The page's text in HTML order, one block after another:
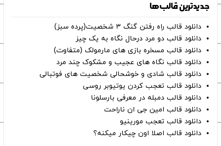
جدیدترین قالب‌ها
دانلود قالب راه رفتن گنگ ۳ شخصیت(پرده سبز)
دانلود قالب دو مرد درحال نگاه به یک چیز
دانلود قالب مسخره بازی های مارمولک (متفاوت)
دانلود قالب نگاه های عجیب و مشکوک چند مرد
دانلود قالب شادی و خوشحالی شخصیت های فوتبالی
دانلود قالب تعجب کردن یوتیوبر روسی
دانلود قالب دمبله در معرفی بارسلونا
دانلود قالب امین جی ان ناراحت
دانلود قالب تعجب مورینیو
دانلود قالب اصلا اون چیکار میکنه؟